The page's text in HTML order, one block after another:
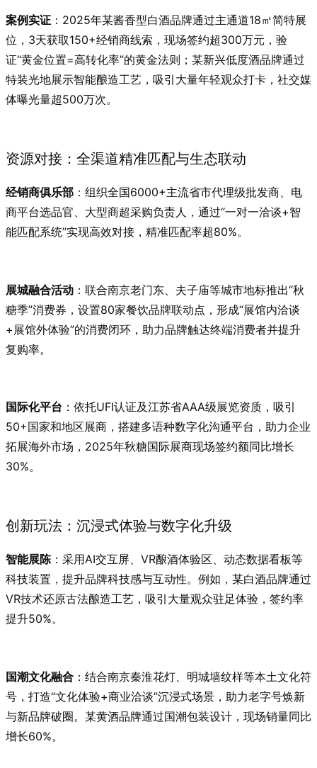
案例实证 ：2025年某酱香型白酒品牌通过主通道18㎡简特展
位，3天获取150+经销商线索，现场签约超300万元，验
证“黄金位置=高转化率”的黄金法则；某新兴低度酒品牌通过
特装光地展示智能酿造工艺，吸引大量年轻观众打卡，社交媒
体曝光量超500万次。
资源对接：全渠道精准匹配与生态联动
经销商俱乐部 ：组织全国6000+主流省市代理级批发商、电
商平台选品官、大型商超采购负责人，通过“一对一洽谈+智
能匹配系统”实现高效对接，精准匹配率超80%。
展城融合活动 ：联合南京老门东、夫子庙等城市地标推出“秋
糖季”消费券，设置80家餐饮品牌联动点，形成“展馆内洽谈
+展馆外体验”的消费闭环，助力品牌触达终端消费者并提升
复购率。
国际化平台 ：依托UFI认证及江苏省AAA级展览资质，吸引
50+国家和地区展商，搭建多语种数字化沟通平台，助力企业
拓展海外市场，2025年秋糖国际展商现场签约额同比增长
30%。
创新玩法：沉浸式体验与数字化升级
智能展陈 ：采用AI交互屏、VR酿酒体验区、动态数据看板等
科技装置，提升品牌科技感与互动性。例如，某白酒品牌通过
VR技术还原古法酿造工艺，吸引大量观众驻足体验，签约率
提升50%。
国潮文化融合 ：结合南京秦淮花灯、明城墙纹样等本土文化符
号，打造“文化体验+商业洽谈”沉浸式场景，助力老字号焕新
与新品牌破圈。某黄酒品牌通过国潮包装设计，现场销量同比
增长60%。